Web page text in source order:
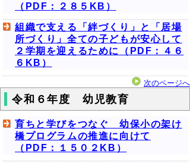
（PDF：２８５KB）
組織で支える「絆づくり」と「居場
所づくり」全ての子どもが安心して
２学期を迎えるために（PDF：４６
６KB）
次のページへ
令和６年度 幼児教育
育ちと学びをつなぐ 幼保小の架け
橋プログラムの推進に向けて
（PDF：１５０２KB）